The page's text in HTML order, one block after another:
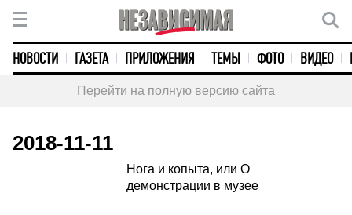
НОВОСТИ ГАЗЕТА ПРИЛОЖЕНИЯ ТЕМЫ ФОТО ВИДЕО
Перейти на полную версию сайта
2018-11-11
Нога и копыта, или О
демонстрации в музее